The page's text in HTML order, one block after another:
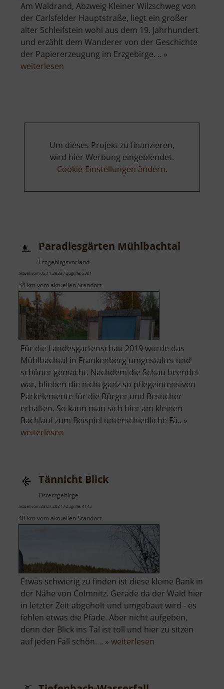
Am Waldrand, Abzweig Kleiner Wilzschweg von
der Carlsfelder Hauptstraße, liegt ein großer
alter Schleifstein wohl aus dem 19. Jahrhundert
und erzählt dem Wanderer von der Geschichte
der Papiererzeugung im Erzgebirge. .. »
weiterlesen
Um dieses Projekt zu finanzieren,
wird hier Werbung eingeblendet.
Cookie-Einstellungen ändern.
Paradiesgärten Mühlbachtal
Erzgebirgsvorland
aktuell vom 05.11.2023 / Zugriffe: 5301
34 km vom aktuellen Standort
Für die Landesgartenschau 2019 wurde das
Mühlbachtal in Frankenberg umgestaltet und
schöner gemacht. Nachdem die Schau beendet
war, blieben die nicht ganz so pflegeintensiven
Parkelemente für die Bürger und Besucher
erhalten. So kann man sich hier am kleinen
Bachlauf zum Beispiel unterschiedliche Fä.. »
weiterlesen
Tännicht Blick
Osterzgebirge
aktuell vom 23.07.2024 / Zugriffe: 4143
48 km vom aktuellen Standort
Etwas schwierig zu finden ist diese kleine Bank in
der Nähe von Colmnitz. Gerade da der Wald hier
in letzter Zeit abgeholt und umgebaut wird - es
fehlen etwas die Pfade. Aber nicht aufgeben,
denn der Blick ins Tal ist toll und hier zu sitzen
auf jeden Fall schön. .. » weiterlesen